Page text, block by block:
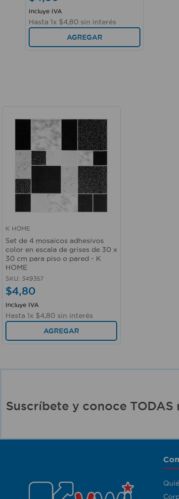
Incluye IVA
Hasta 1x $4,80 sin interés
AGREGAR
K HOME
Set de 4 mosaicos adhesivos
color en escala de grises de 30 x
30 cm para piso o pared - K
HOME
SKU: 349357
$4,80
Incluye IVA
Hasta 1x $4,80 sin interés
AGREGAR
Suscríbete y conoce TODAS